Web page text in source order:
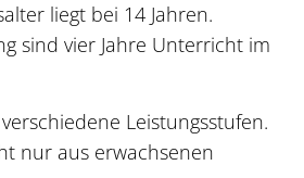
liegt bei 14 Jahren.
sind vier Jahre Unterricht im
Leistungsstufen.
nur aus erwachsenen